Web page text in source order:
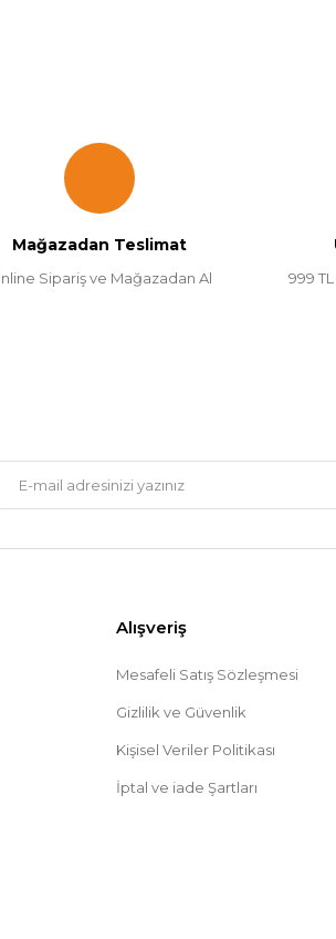
Gönder
Mağazadan Teslimat
Sipariş ve Mağazadan Al 999
Alışveriş
Mesafeli Satış Sözleşmesi
Gizlilik ve Güvenlik
Kişisel Veriler Politikası
İptal ve iade Şartları